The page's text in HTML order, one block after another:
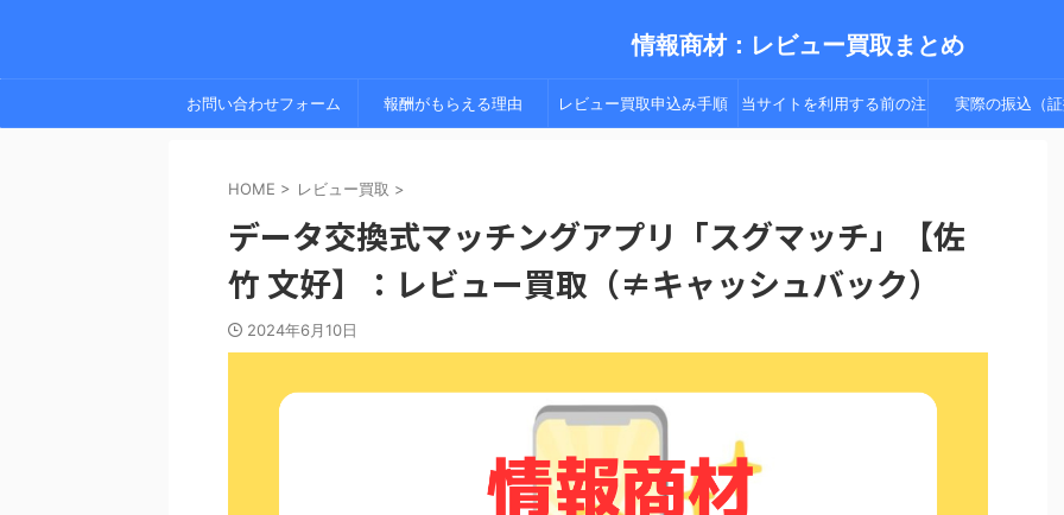
情報商材：レビュー買取まとめ
お問い合わせフォーム 報酬がもらえる理由 レビュー買取申込み手順 当サイトを利用する前の注 実際の振込（証
HOME > レビュー買取 >
データ交換式マッチングアプリ「スグマッチ」【佐
竹 文好】：レビュー買取（≠キャッシュバック）
2024年6月10日